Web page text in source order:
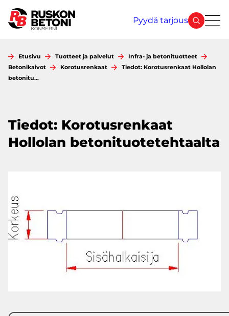
sisältöön
Pyydä tarjous
Etusivu Tuotteet ja palvelut
Infra- ja betonituotteet
Betonikaivot
Korotusrenkaat
Tiedot: Korotusrenkaat Hollolan
betonitu…
Tiedot: Korotusrenkaat
Hollolan betonituotetehtaalta